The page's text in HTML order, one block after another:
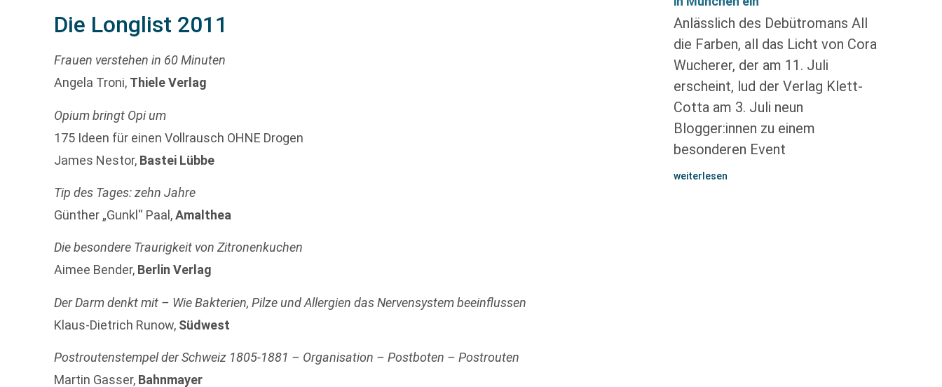
Die Longlist 2011
Frauen verstehen in 60 Minuten
Angela Troni, Thiele Verlag
Opium bringt Opi um
175 Ideen für einen Vollrausch OHNE Drogen
James Nestor, Bastei Lübbe
Tip des Tages: zehn Jahre
Günther „Gunkl“ Paal,Amalthea
Die besondere Traurigkeit von Zitronenkuchen
Aimee Bender, Berlin Verlag
Der Darm denkt mit – Wie Bakterien, Pilze und Allergien das Nervensystem beeinflussen
Klaus-Dietrich Runow, Südwest
Postroutenstempel der Schweiz 1805-1881 – Organisation – Postboten – Postrouten
Martin Gasser, Bahnmayer
Anlässlich des Debütromans All
die Farben, all das Licht von Cora
Wucherer, der am 11. Juli
erscheint, lud der Verlag Klett-
Cotta am 3. Juli neun
Blogger:innen zu einem
besonderen Event
weiterlesen